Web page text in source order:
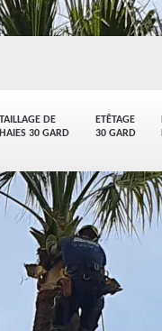
TAILLAGE DE
HAIES 30 GARD
ETÊTAGE
30 GARD